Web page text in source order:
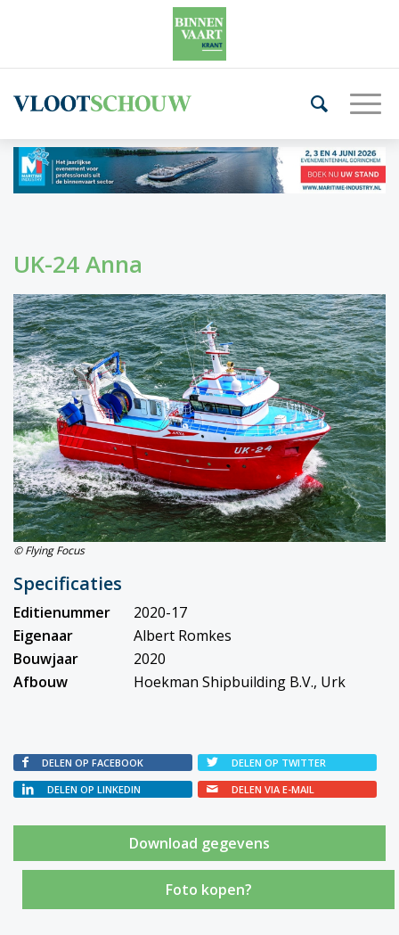
UK-24 Anna
© Flying Focus
Specificaties
Editienummer
2020-17
Eigenaar
Albert Romkes
Bouwjaar
2020
Afbouw
Hoekman Shipbuilding B.V., Urk
DELEN OP FACEBOOK
DELEN OP TWITTER
DELEN OP LINKEDIN
DELEN VIA E-MAIL
Foto kopen?